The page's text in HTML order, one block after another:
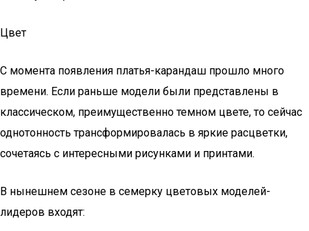
Цвет
С момента появления платья-карандаш прошло много
времени. Если раньше модели были представлены в
классическом, преимущественно темном цвете, то сейчас
однотонность трансформировалась в яркие расцветки,
сочетаясь с интересными рисунками и принтами.
В нынешнем сезоне в семерку цветовых моделей-
лидеров входят: